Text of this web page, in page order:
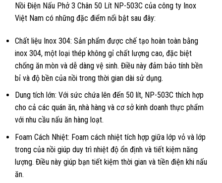
Nồi Điện Nấu Phở 3 Chân 50 Lít NP-503C của công ty Inox
Việt Nam có những đặc điểm nổi bật sau đây:
Chất liệu Inox 304: Sản phẩm được chế tạo hoàn toàn bằng
inox 304, một loại thép không gỉ chất lượng cao, đặc biệt
chống ăn mòn và dễ dàng vệ sinh. Điều này đảm bảo tính bền
bỉ và độ bền của nồi trong thời gian dài sử dụng.
Dung tích lớn: Với sức chứa lên đến 50 lít, NP-503C thích hợp
cho cả các quán ăn, nhà hàng và cơ sở kinh doanh thực phẩm
với nhu cầu nấu ăn hàng loạt.
Foam Cách Nhiệt: Foam cách nhiệt tích hợp giữa lớp vỏ và lớp
trong của nồi giúp duy trì nhiệt độ ổn định và tiết kiệm năng
lượng. Điều này giúp bạn tiết kiệm thời gian và tiền điện khi nấu
ăn.